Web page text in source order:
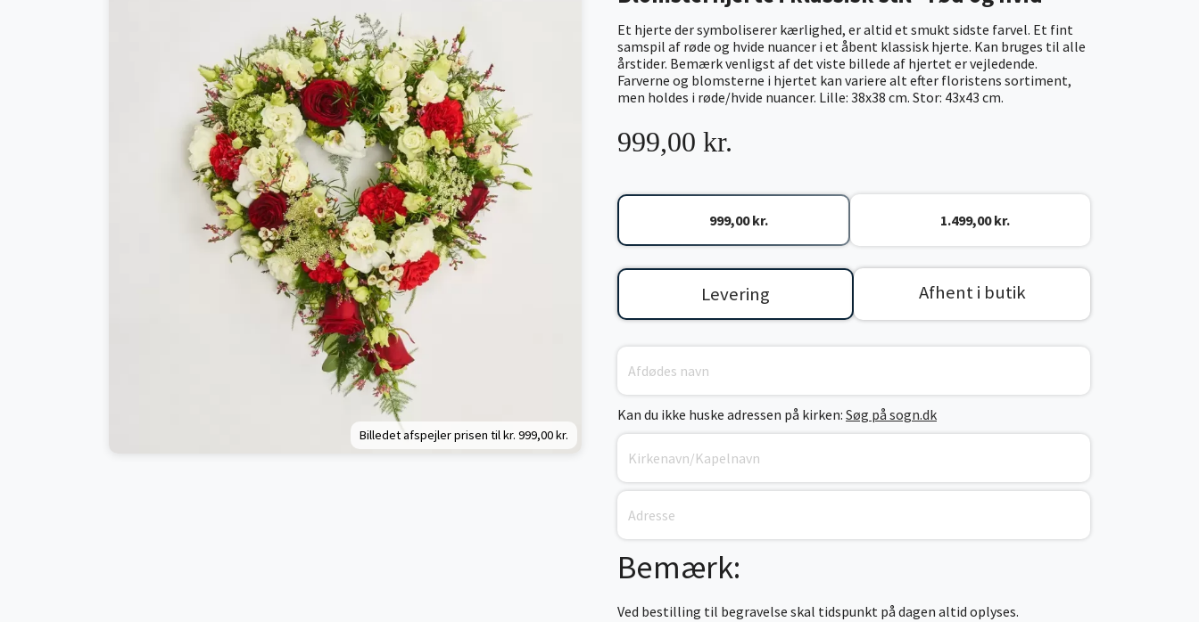
Billedet afspejler prisen til kr. 999,00 kr.
Et hjerte der symboliserer kærlighed, er altid et smukt sidste farvel. Et fint
samspil af røde og hvide nuancer i et åbent klassisk hjerte. Kan bruges til alle
årstider. Bemærk venligst af det viste billede af hjertet er vejledende.
Farverne og blomsterne i hjertet kan variere alt efter floristens sortiment,
men holdes i røde/hvide nuancer. Lille: 38x38 cm. Stor: 43x43 cm.
999,00 kr.
999,00 kr. 1.499,00 kr.
Levering Afhent i butik
Kan du ikke huske adressen på kirken: Søg på sogn.dk
Bemærk:
Ved bestilling til begravelse skal tidspunkt på dagen altid oplyses.